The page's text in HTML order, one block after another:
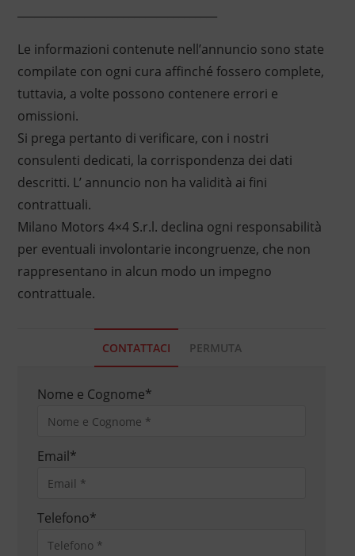
Le informazioni contenute nell’annuncio sono state
compilate con ogni cura affinché fossero complete,
tuttavia, a volte possono contenere errori e
omissioni.
Si prega pertanto di verificare, con i nostri
consulenti dedicati, la corrispondenza dei dati
descritti. L’ annuncio non ha validità ai fini
contrattuali.
Milano Motors 4×4 S.r.l. declina ogni responsabilità
per eventuali involontarie incongruenze, che non
rappresentano in alcun modo un impegno
contrattuale.
CONTATTACI PERMUTA
Nome e Cognome*
Email*
Telefono*